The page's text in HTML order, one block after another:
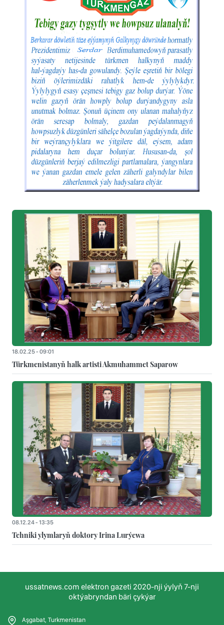
18.02.25 - 09:01
Türkmenistanyň halk artisti Akmuhammet Saparow
08.12.24 - 13:35
Tehniki ylymlaryň doktory Irina Lurýewa
ussatnews.com elektron gazeti 2020-nji ýylyň 7-nji
oktýabryndan bäri çykýar
Aşgabat, Turkmenistan